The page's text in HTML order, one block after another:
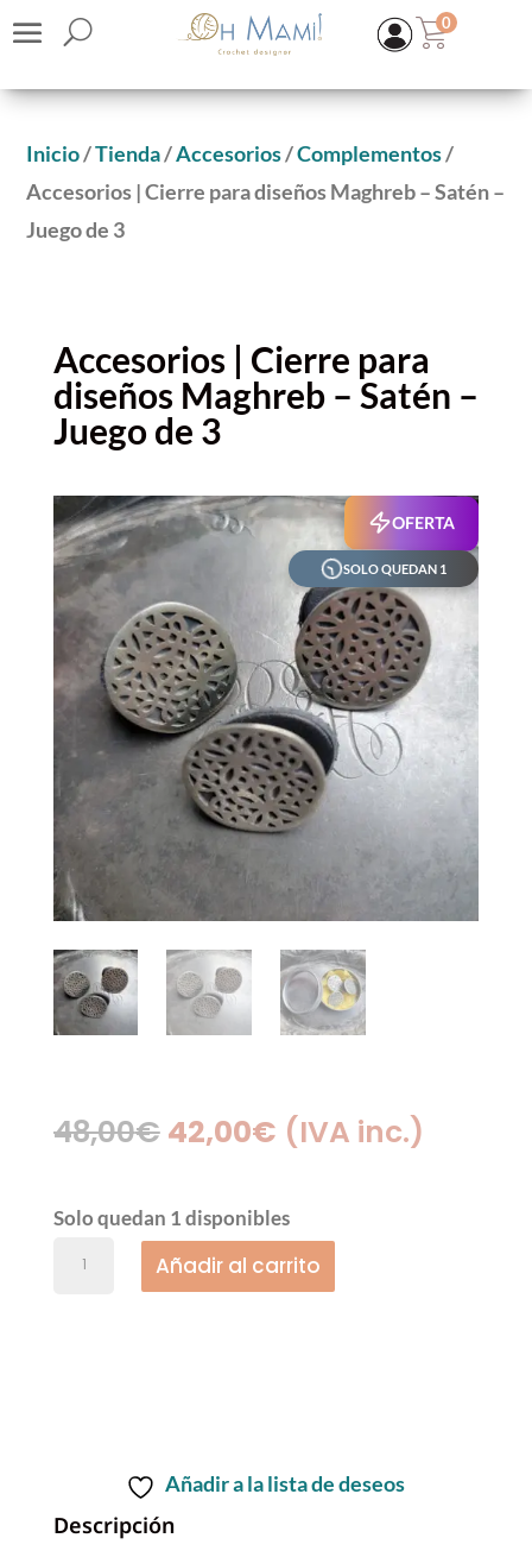
0
Inicio/Tienda/Accesorios/Complementos/
Accesorios | Cierre para diseños Maghreb – Satén –
Juego de 3
Accesorios | Cierre para
diseños Maghreb – Satén –
Juego de 3
OFERTA
SOLO QUEDAN 1
48,00€ El
original
era:
48,00€.
42,00€El
actual
es:
42,00€.
(IVA inc.)
Solo quedan 1 disponibles
Añadir al carrito
Añadir a la lista de deseos
Descripción
KIT Chaleco Filamota